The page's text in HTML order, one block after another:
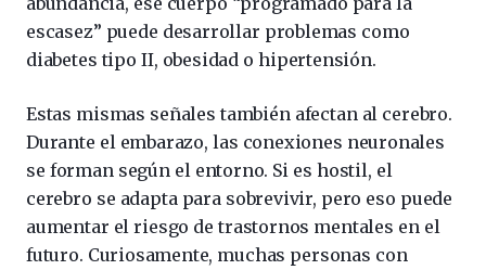
escasez” puede desarrollar problemas como
diabetes tipo II, obesidad o hipertensión.
Estas mismas señales también afectan al cerebro.
Durante el embarazo, las conexiones neuronales
se forman según el entorno. Si es hostil, el
cerebro se adapta para sobrevivir, pero eso puede
aumentar el riesgo de trastornos mentales en el
futuro. Curiosamente, muchas personas con